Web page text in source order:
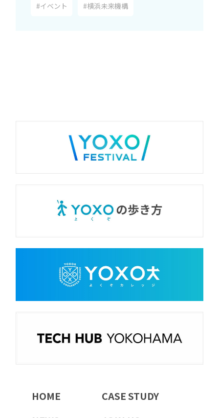
#イベント #横浜未来機構
HOME
CASE STUDY